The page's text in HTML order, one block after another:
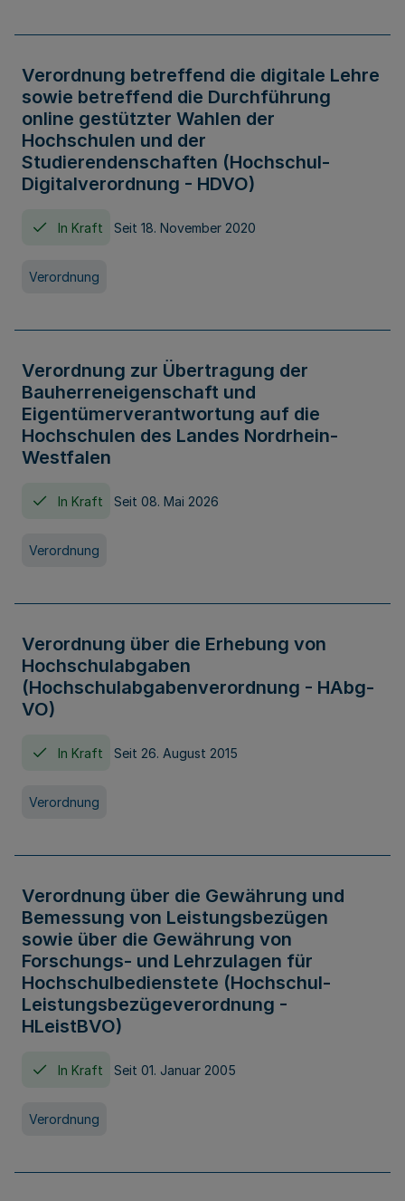
Verordnung betreffend die digitale Lehre
sowie betreffend die Durchführung
online gestützter Wahlen der
Hochschulen und der
Studierendenschaften (Hochschul-
Digitalverordnung - HDVO)
In Kraft Seit 18. November 2020
Verordnung
Verordnung zur Übertragung der
Bauherreneigenschaft und
Eigentümerverantwortung auf die
Hochschulen des Landes Nordrhein-
Westfalen
In Kraft Seit 08. Mai 2026
Verordnung
Verordnung über die Erhebung von
Hochschulabgaben
(Hochschulabgabenverordnung - HAbg-
VO)
In Kraft Seit 26. August 2015
Verordnung
Verordnung über die Gewährung und
Bemessung von Leistungsbezügen
sowie über die Gewährung von
Forschungs- und Lehrzulagen für
Hochschulbedienstete (Hochschul-
Leistungsbezügeverordnung -
HLeistBVO)
In Kraft Seit 01. Januar 2005
Verordnung